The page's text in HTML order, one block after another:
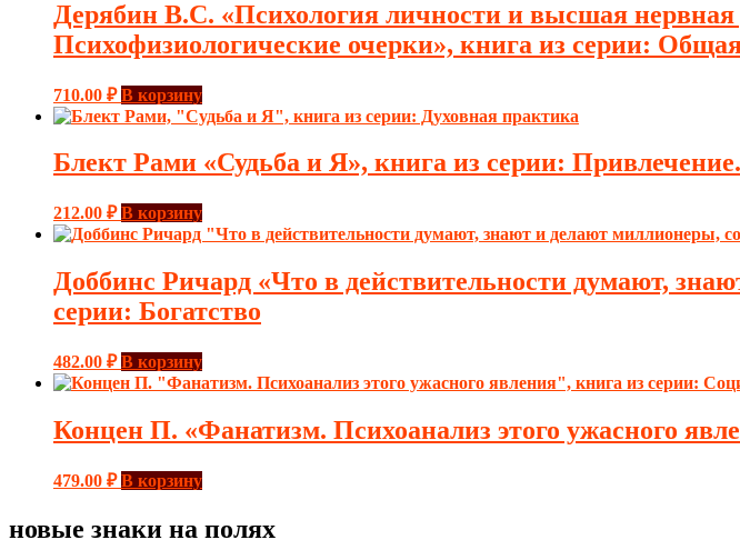
Дерябин В.С. «Психология личности и высшая нервная
Психофизиологические очерки», книга из серии:
710.00 ₽ В корзину
Блект Рами «Судьба и Я», книга из серии:
212.00 ₽ В корзину
Доббинс Ричард «Что в действительности думают,
серии: Богатство
482.00 ₽ В корзину
Концен П. «Фанатизм. Психоанализ этого ужасного
479.00 ₽ В корзину
новые знаки на полях